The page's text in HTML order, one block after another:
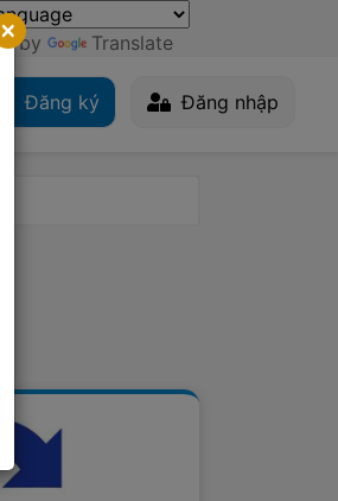
by Translate
Đăng ký Đăng nhập
×